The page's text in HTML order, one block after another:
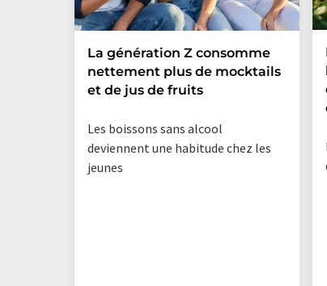
La génération Z consomme
nettement plus de mocktails
et de jus de fruits
Les boissons sans alcool
deviennent une habitude chez les
jeunes